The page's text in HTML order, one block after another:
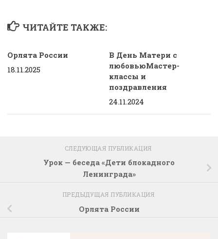
ЧИТАЙТЕ ТАКЖЕ:
Орлята России
18.11.2025
В День Матери с
любовьюМастер-
классы и
поздравления
24.11.2024
СЛЕДУЮЩАЯ ПУБЛИКАЦИЯ
Урок — беседа «Дети блокадного
Ленинграда»
ПРЕДЫДУЩАЯ ПУБЛИКАЦИЯ
Орлята России